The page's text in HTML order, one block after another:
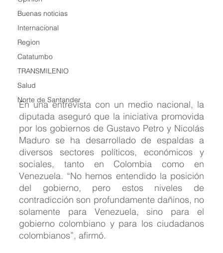
Buenas noticias
Internacional
Region
Catatumbo
TRANSMILENIO
Salud
Norte de Santander
En una entrevista con un medio nacional, la
diputada aseguró que la iniciativa promovida
por los gobiernos de Gustavo Petro y Nicolás
Maduro se ha desarrollado de espaldas a
diversos sectores políticos, económicos y
sociales, tanto en Colombia como en
Venezuela. “No hemos entendido la posición
del gobierno, pero estos niveles de
contradicción son profundamente dañinos, no
solamente para Venezuela, sino para el
gobierno colombiano y para los ciudadanos
colombianos”, afirmó.